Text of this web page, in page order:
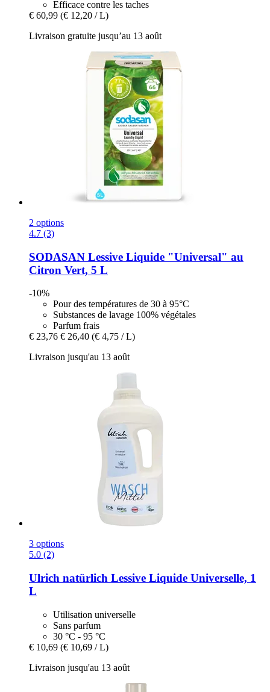
Efficace contre les taches
€ 60,99 (€ 12,20 / L)
Livraison gratuite jusqu’au 13 août
2 options
4.7 (3)
SODASAN Lessive Liquide "Universal" au
Citron Vert, 5 L
-10%
Pour des températures de 30 à 95°C
Substances de lavage 100% végétales
Parfum frais
€ 23,76 € 26,40 (€ 4,75 / L)
Livraison jusqu'au 13 août
3 options
5.0 (2)
Ulrich natürlich Lessive Liquide Universelle, 1
L
Utilisation universelle
Sans parfum
30 °C - 95 °C
€ 10,69 (€ 10,69 / L)
Livraison jusqu'au 13 août